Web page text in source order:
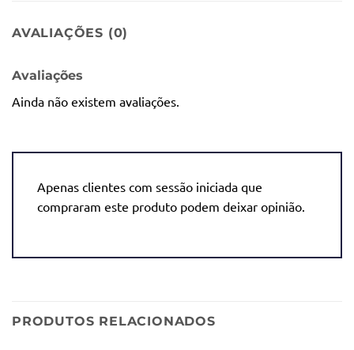
AVALIAÇÕES (0)
Avaliações
Ainda não existem avaliações.
Apenas clientes com sessão iniciada que
compraram este produto podem deixar opinião.
PRODUTOS RELACIONADOS